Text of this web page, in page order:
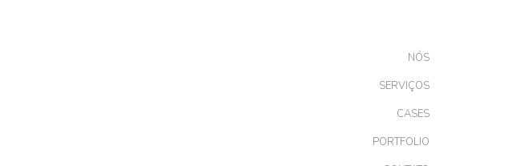
NÓS
SERVIÇOS
CASES
PORTFOLIO